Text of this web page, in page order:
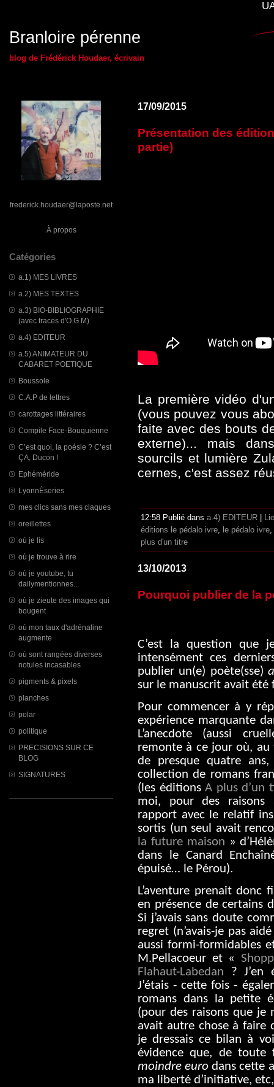
Branloire pérenne
blog de Frédérick Houdaer, écrivain
frederick.houdaer@laposte.net
À propos
Catégories
a.1) MES LIVRES
a.2) MES TEXTES
a.3) BIO-BIBLIOGRAPHIE
(avec traces d'O.G.M)
a.4) EDITEUR
a.5) ANIMATEUR DU
CABARET POETIQUE
Boussole
C.A.P de lettres
carottages littéraires
Compile Face-Bouquienne
C’est quoi, la poésie ? C’est
ÇA, Ducon !
Ephéméride
LyonnÈseries
mes clics sans mes claques
oreillettes
où je lis
où je trouve à rire
où je youtube, tu
dailymentionnes...
où je zieute des images qui
bougent
où mon taux d'adrénaline
augmente
où sont rangées diverses
notules incasables
pigments & pixels
planches
polar
politique
PRECISIONS SUR CE
BLOG
SIGNATURES
17/09/2015
Présentation des
partie)
La première vidéo
(vous pouvez vous
faite avec des bouts
externe)... mais
sourcils et lumière
cernes, c'est assez
12:58 Publié dans a.4) EDITEUR
éditions le pédalo ivre, le pédalo ivre,
plus d'un titre
13/10/2013
Pourquoi publier de la
C’est la question que
intensément ces
publier un(e) poète(sse)
sur le manuscrit avait
Pour commencer à y
expérience marquante
L’anecdote (aussi
remonte à ce jour où, au
de presque quatre ans,
collection de romans
(les éditionsA plus d’un
moi, pour des raisons
rapport avec le relatif
sortis (un seul avait
la future maison »
dans le Canard
épuisé… le Pérou).
L’aventure prenait donc
en présence de certains
Si j’avais sans doute
regret (n’avais-je pas
aussi formi-formidables
M.Pellacoeur et «
Flahaut-Labedan ? J’en
J’étais - cette fois -
romans dans la petite
(pour des raisons que je
avait autre chose à faire
je dressais ce bilan à
évidence que, de toute
moindre euro dans cette
ma liberté d’initiative,